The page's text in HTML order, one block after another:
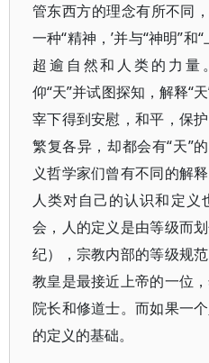
管东西方的理念有所不同
一种“精神，’并与“神明”和
超逾自然和人类的力量
仰“天”并试图探知，解释“
宰下得到安慰，和平，保
繁复各异，却都会有“天”
义哲学家们曾有不同的解
人类对自己的认识和定义
会，人的定义是由等级而
纪），宗教内部的等级规
教皇是最接近上帝的一位
院长和修道士。而如果一
的定义的基础。